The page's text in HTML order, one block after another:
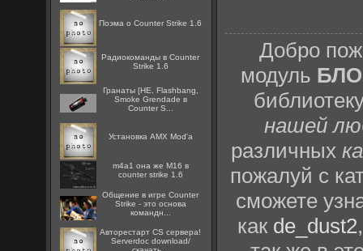
Поэма о Counter Strike 1.6
Радиокоманды в Counter
Strike 1.6
Гранаты [HE, Flashbang,
Smoke Grendade в
Counter S...
Установка AMX Mod'a
m4a1 она же M16 в
counter strike 1.6
Общение в игре Counter
Strike - это основа
командн...
Авторестарт CS сервера!
Serverdoc download/
Добро
модуль
нашей
различных
пожалуй с
сможете
как de_dust2